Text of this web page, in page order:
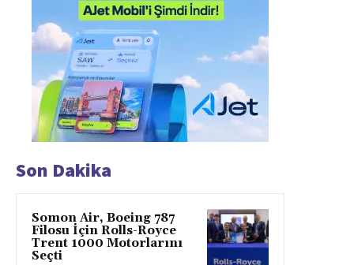
Son Dakika
Somon Air, Boeing 787
Filosu İçin Rolls-Royce
Trent 1000 Motorlarını
Seçti